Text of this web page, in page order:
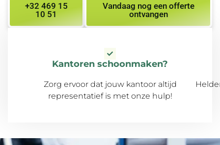
+32 469 15
10 51
Vandaag nog een offerte
ontvangen
Kantoren schoonmaken?
Zorg ervoor dat jouw kantoor altijd
representatief is met onze hulp!